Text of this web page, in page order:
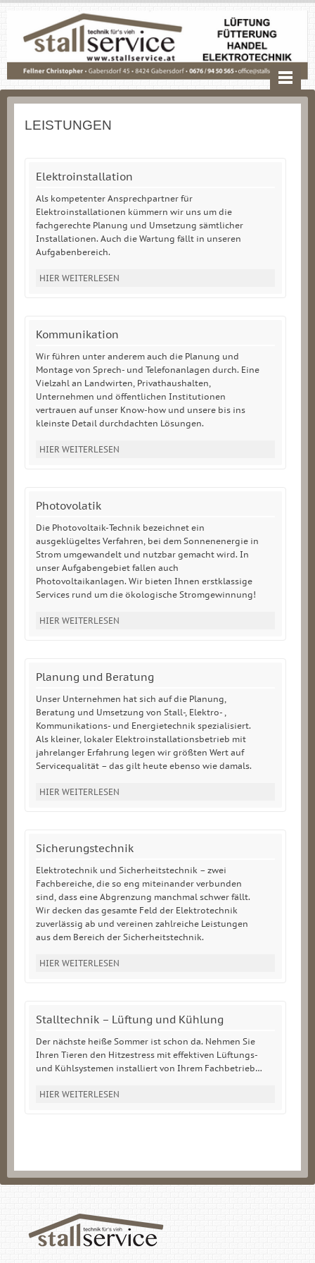
LEISTUNGEN
Elektroinstallation
Als kompetenter Ansprechpartner für
Elektroinstallationen kümmern wir uns um die
fachgerechte Planung und Umsetzung sämtlicher
Installationen. Auch die Wartung fällt in unseren
Aufgabenbereich.
HIER WEITERLESEN
Kommunikation
Wir führen unter anderem auch die Planung und
Montage von Sprech- und Telefonanlagen durch. Eine
Vielzahl an Landwirten, Privathaushalten,
Unternehmen und öffentlichen Institutionen
vertrauen auf unser Know-how und unsere bis ins
kleinste Detail durchdachten Lösungen.
HIER WEITERLESEN
Photovolatik
Die Photovoltaik-Technik bezeichnet ein
ausgeklügeltes Verfahren, bei dem Sonnenenergie in
Strom umgewandelt und nutzbar gemacht wird. In
unser Aufgabengebiet fallen auch
Photovoltaikanlagen. Wir bieten Ihnen erstklassige
Services rund um die ökologische Stromgewinnung!
HIER WEITERLESEN
Planung und Beratung
Unser Unternehmen hat sich auf die Planung,
Beratung und Umsetzung von Stall-, Elektro- ,
Kommunikations- und Energietechnik spezialisiert.
Als kleiner, lokaler Elektroinstallationsbetrieb mit
jahrelanger Erfahrung legen wir größten Wert auf
Servicequalität – das gilt heute ebenso wie damals.
HIER WEITERLESEN
Sicherungstechnik
Elektrotechnik und Sicherheitstechnik – zwei
Fachbereiche, die so eng miteinander verbunden
sind, dass eine Abgrenzung manchmal schwer fällt.
Wir decken das gesamte Feld der Elektrotechnik
zuverlässig ab und vereinen zahlreiche Leistungen
aus dem Bereich der Sicherheitstechnik.
HIER WEITERLESEN
Stalltechnik – Lüftung und Kühlung
Der nächste heiße Sommer ist schon da. Nehmen Sie
Ihren Tieren den Hitzestress mit effektiven Lüftungs-
und Kühlsystemen installiert von Ihrem Fachbetrieb…
HIER WEITERLESEN